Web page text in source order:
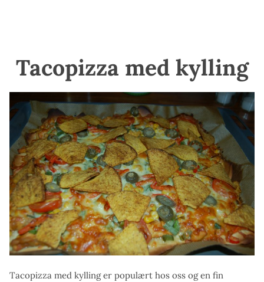
Tacopizza med kylling
Tacopizza med kylling er populært hos oss og en fin